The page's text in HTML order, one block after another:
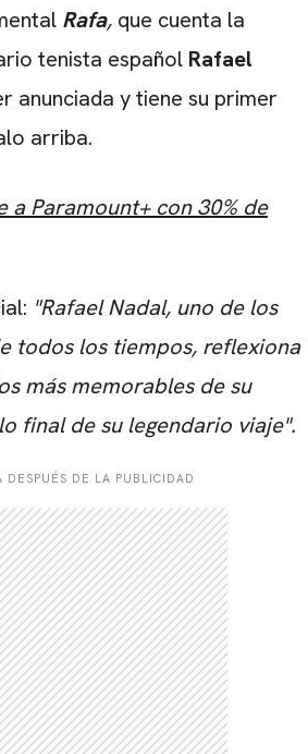
Rafa, que cuenta la
tenista español Rafael
anunciada y tiene su primer
arriba.
a Paramount+ con 30% de
"Rafael Nadal, uno de los
todos los tiempos, reflexiona
más memorables de su
final de su legendario viaje".
DESPUÉS DE LA PUBLICIDAD
CARREGANDO PUBLICIDADE